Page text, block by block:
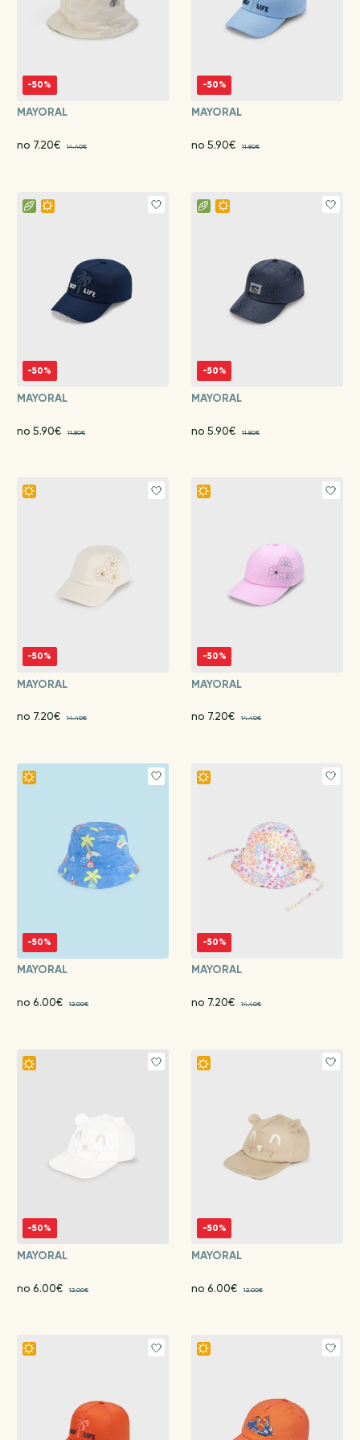
-50%
MAYORAL
no 7.20€ 14.40€
-50%
MAYORAL
no 5.90€ 11.80€
-50%
MAYORAL
no 5.90€ 11.80€
-50%
MAYORAL
no 5.90€ 11.80€
-50%
MAYORAL
no 7.20€ 14.40€
-50%
MAYORAL
no 7.20€ 14.40€
-50%
MAYORAL
no 6.00€ 12.00€
-50%
MAYORAL
no 7.20€ 14.40€
-50%
MAYORAL
no 6.00€ 12.00€
-50%
MAYORAL
no 6.00€ 12.00€